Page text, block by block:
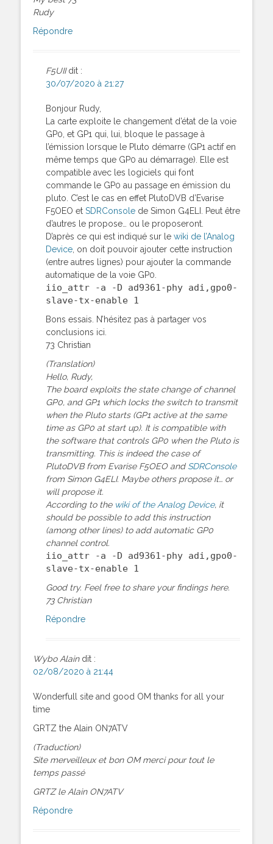
Rudy
Répondre
F5UII dit :
30/07/2020 à 21:27
Bonjour Rudy,
La carte exploite le changement d’état de la voie
GP0, et GP1 qui, lui, bloque le passage à
l’émission lorsque le Pluto démarre (GP1 actif en
même temps que GP0 au démarrage). Elle est
compatible avec les logiciels qui font
commande le GP0 au passage en émission du
pluto. C’est le cas en effet PlutoDVB d’Evarise
F5OEO et SDRConsole de Simon G4ELI. Peut être
d’autres le propose… ou le proposeront.
D’après ce qui est indiqué sur le wiki de l’Analog
Device , on doit pouvoir ajouter cette instruction
(entre autres lignes) pour ajouter la commande
automatique de la voie GP0.
iio_attr -a -D ad9361-phy adi,gpo0-
slave-tx-enable 1
Bons essais. N’hésitez pas à partager vos
conclusions ici.
73 Christian
(Translation)
Hello, Rudy,
The board exploits the state change of channel
GP0, and GP1 which locks the switch to transmit
when the Pluto starts (GP1 active at the same
time as GP0 at start up). It is compatible with
the software that controls GP0 when the Pluto is
transmitting. This is indeed the case of
PlutoDVB from Evarise F5OEO and SDRConsole
from Simon G4ELI. Maybe others propose it… or
will propose it.
According to the wiki of the Analog Device, it
should be possible to add this instruction
(among other lines) to add automatic GP0
channel control.
iio_attr -a -D ad9361-phy adi,gpo0-
slave-tx-enable 1
Good try. Feel free to share your findings here.
73 Christian
Répondre
Wybo Alain dit :
02/08/2020 à 21:44
Wonderfull site and good OM thanks for all your
time
GRTZ the Alain ON7ATV
(Traduction)
Site merveilleux et bon OM merci pour tout le
temps passé
GRTZ le Alain ON7ATV
Répondre